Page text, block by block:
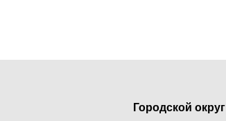
Городской округ